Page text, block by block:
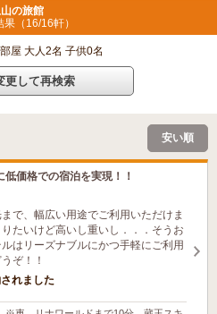
山の旅館
果（ 16/16軒）
屋 大人2名 子供0名
更して再検索
安い順
価格での宿泊を実現！！
で、幅広い用途でご利用いただけま
たいけど高いし重いし．．．そうお
はリーズナブルにかつ手軽にご利用
ぞ！！
れました